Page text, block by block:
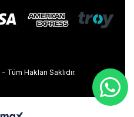
- Tüm Hakları Saklıdır.